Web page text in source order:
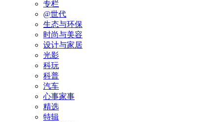
专栏
@世代
生态与环保
时尚与美容
设计与家居
光影
科玩
科普
汽车
心事家事
精选
特辑